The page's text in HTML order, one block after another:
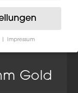
Gold
Impressum
müssen Sie